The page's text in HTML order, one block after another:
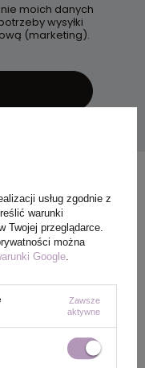
moich danych
wysyłki
(marketing).
usług zgodnie z
warunki
Twojej przeglądarce.
można
Google.
Zawsze
aktywne